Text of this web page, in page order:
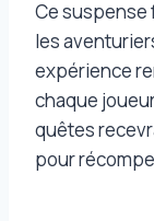
Ce suspense
les
expérience
chaque
quêtes
pour